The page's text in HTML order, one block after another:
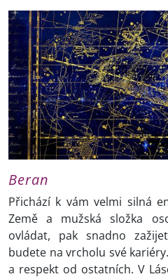
Beran
Přichází k vám velmi silná
Země a mužská složka
ovládat, pak snadno
budete na vrcholu své
a respekt od ostatních. V